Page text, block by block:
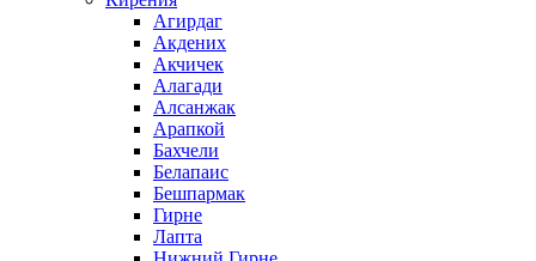
Агирдаг
Акдених
Акчичек
Алагади
Алсанжак
Арапкой
Бахчели
Белапаис
Бешпармак
Гирне
Лапта